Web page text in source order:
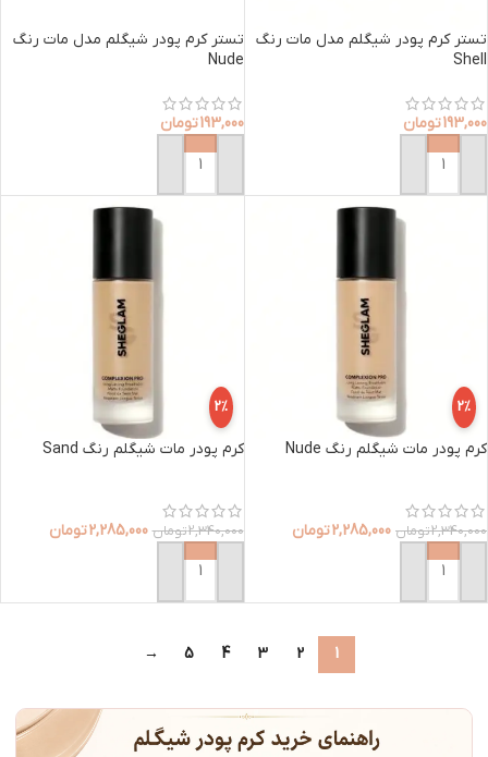
تستر کرم پودر شیگلم مدل مات رنگ
Shell
193,000تومان
افزودن به سبد خرید
تستر کرم پودر شیگلم مدل مات رنگ
Nude
193,000تومان
افزودن به سبد خرید
2%
کرم پودر مات شیگلم رنگ Nude
2,340,000تومان 2,285,000تومان
افزودن به سبد خرید
2%
کرم پودر مات شیگلم رنگ Sand
2,340,000تومان 2,285,000تومان
افزودن به سبد خرید
1
2
3
4
5
→